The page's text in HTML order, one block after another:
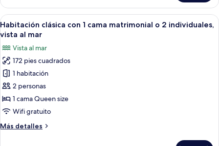
individuales,
vista
al
puerto
básica
con
1
cama
o
2
individuales,
vista
al
Abrir
todas
fotos
de
Habitación
clásica
con
1
matrimonial
Habitación de hotel con cama,
4
Habitación clásica con 1 cama matrimonial o 2 individuales,
vista al mar
Vista al mar
172 pies cuadrados
1 habitación
2 personas
1 cama Queen size
Wifi gratuito
Más detalles
Más